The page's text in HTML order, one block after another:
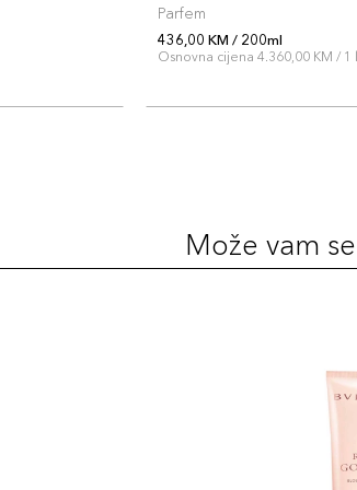
Parfem
436,00 KM / 200ml
Osnovna cijena 4.360,00 KM / 1 l
Može vam